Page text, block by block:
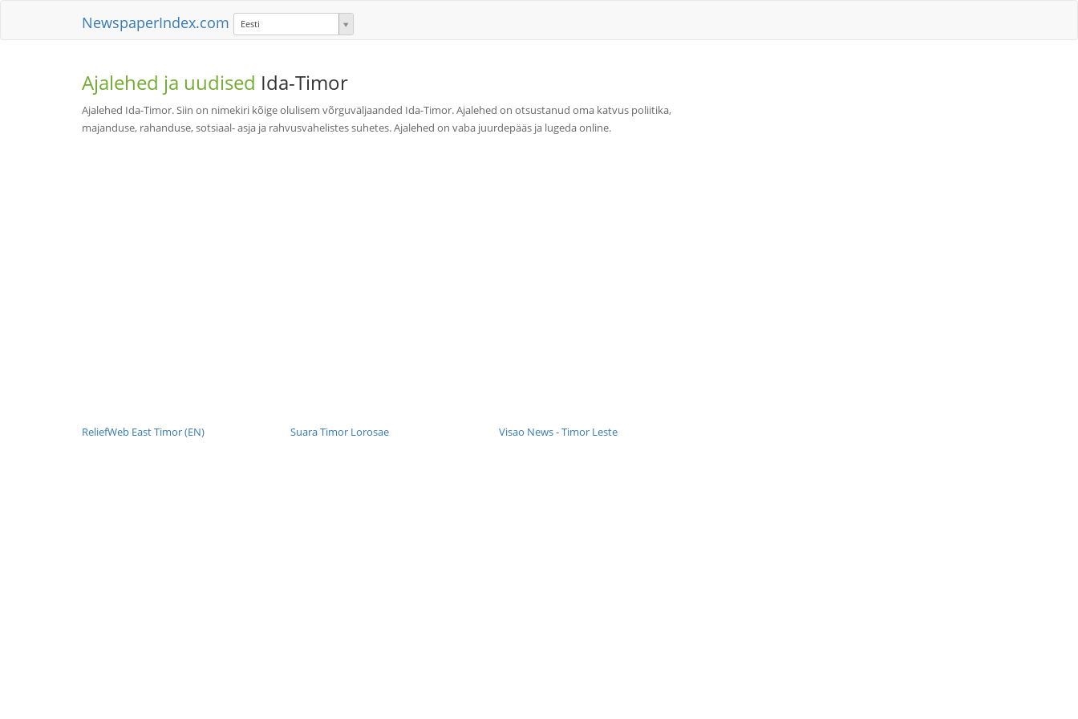
NewspaperIndex.com Eesti
Ajalehed ja uudised Ida-Timor
Ajalehed Ida-Timor. Siin on nimekiri kõige olulisem võrguväljaanded Ida-Timor. Ajalehed on otsustanud oma katvus poliitika,
majanduse, rahanduse, sotsiaal- asja ja rahvusvahelistes suhetes. Ajalehed on vaba juurdepääs ja lugeda online.
ReliefWeb East Timor (EN) Suara Timor Lorosae Visao News - Timor Leste